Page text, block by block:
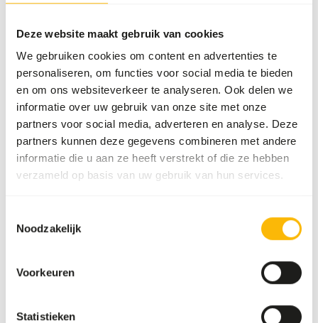
Deze website maakt gebruik van cookies
We gebruiken cookies om content en advertenties te
personaliseren, om functies voor social media te bieden
en om ons websiteverkeer te analyseren. Ook delen we
informatie over uw gebruik van onze site met onze
partners voor social media, adverteren en analyse. Deze
partners kunnen deze gegevens combineren met andere
informatie die u aan ze heeft verstrekt of die ze hebben
verzameld op basis van uw gebruik van hun services.
Noodzakelijk
Voorkeuren
Statistieken
Over dit product
De larven van de wasmot van Topinsect zijn uiterst
voedzaam vanwege hun hoog gehalte aan droge stof en
vet. Hun zachtheid maakt ze tot een gemakkelijk te eten
en verteerbare insectensoort. De larven van de wasmot
zonder toegevoegde groeibevorderaars of chemicaliën.
Het fokproces van dit insect is zeer arbeidsintensief, wat
voedselbron is.